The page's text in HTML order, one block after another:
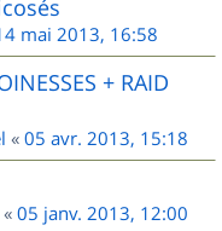
mai 2013, 16:58
+ RAID
« 05 avr. 2013, 15:18
« 05 janv. 2013, 12:00